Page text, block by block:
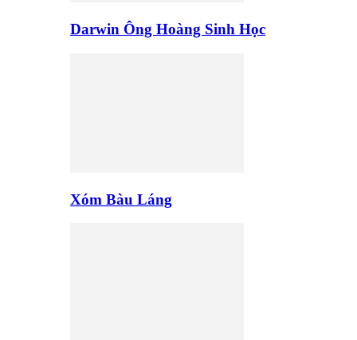
Darwin Ông Hoàng Sinh Học
Xóm Bàu Láng